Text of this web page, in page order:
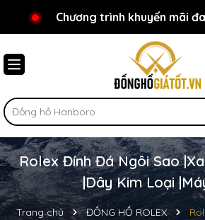
Chào mừng bạn đến với
Chương trình khuyến mãi
Rolex Đính Đá Ngôi Sao
|Dây Kim Loại
Trang chủ ĐỒNG HỒ ROLEX